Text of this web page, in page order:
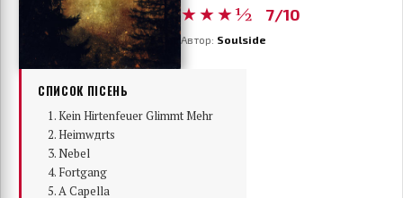
★★★½ 7/10
Автор: Soulside
СПИСОК ПІСЕНЬ
Kein Hirtenfeuer Glimmt Mehr
Heimwдrts
Nebel
Fortgang
A Capella